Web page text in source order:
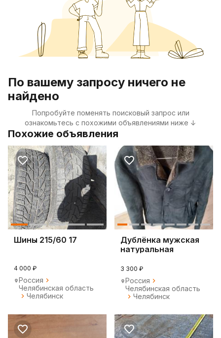
По вашему запросу ничего не
найдено
Попробуйте поменять поисковый запрос или
ознакомьтесь с похожими объявлениями ниже ↓
Похожие объявления
Шины 215/60 17
4 000 ₽
Россия
Челябинская область
Челябинск
Дублёнка мужская
натуральная
3 300 ₽
Россия
Челябинская область
Челябинск